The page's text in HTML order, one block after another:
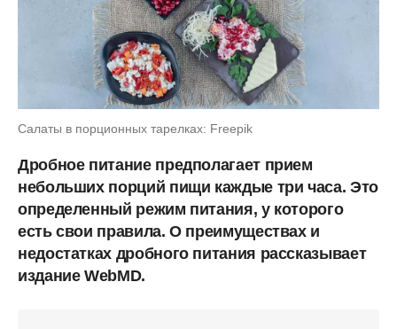
Салаты в порционных тарелках: Freepik
Дробное питание предполагает прием
небольших порций пищи каждые три часа. Это
определенный режим питания, у которого
есть свои правила. О преимуществах и
недостатках дробного питания рассказывает
издание WebMD.